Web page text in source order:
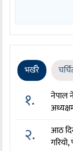
भर्खरै
१.
नेपाल
२.
आठ
गरियो,